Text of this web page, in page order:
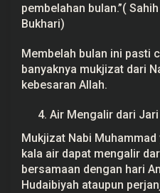
pembelahan bulan.”(
Bukhari)
Membelah bulan ini pasti
banyaknya mukjizat dari
kebesaran Allah.
Air Mengalir dari
Mukjizat Nabi
kala air dapat mengalir
bersamaan dengan hari
Hudaibiyah ataupun